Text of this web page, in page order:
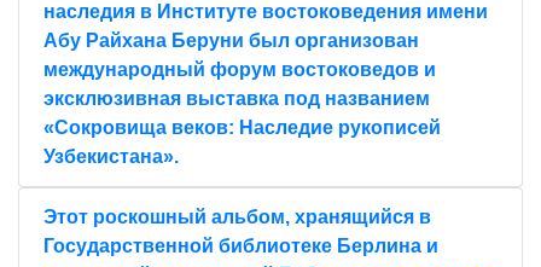
наследия в Институте востоковедения имени
Абу Райхана Беруни был организован
международный форум востоковедов и
эксклюзивная выставка под названием
«Сокровища веков: Наследие рукописей
Узбекистана».
Этот роскошный альбом, хранящийся в
Государственной библиотеке Берлина и